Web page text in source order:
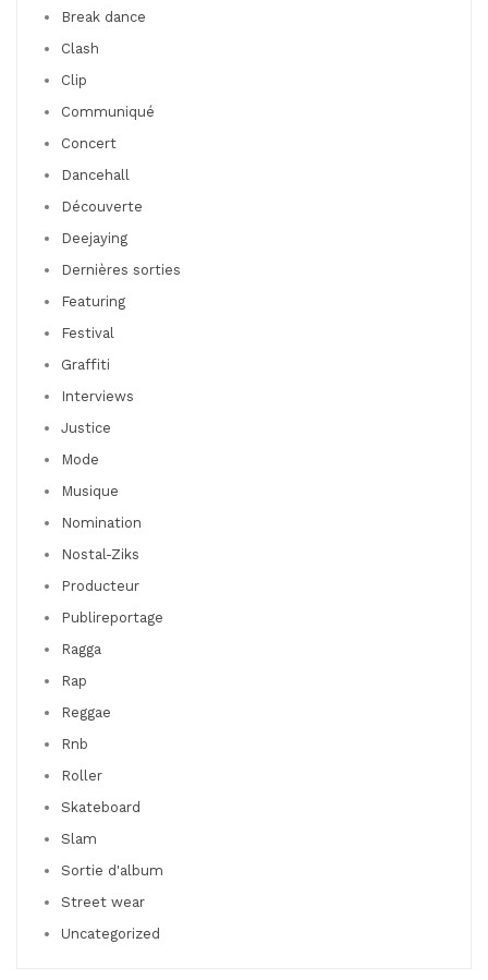
Break dance
Clash
Clip
Communiqué
Concert
Dancehall
Découverte
Deejaying
Dernières sorties
Featuring
Festival
Graffiti
Interviews
Justice
Mode
Musique
Nomination
Nostal-Ziks
Producteur
Publireportage
Ragga
Rap
Reggae
Rnb
Roller
Skateboard
Slam
Sortie d'album
Street wear
Uncategorized